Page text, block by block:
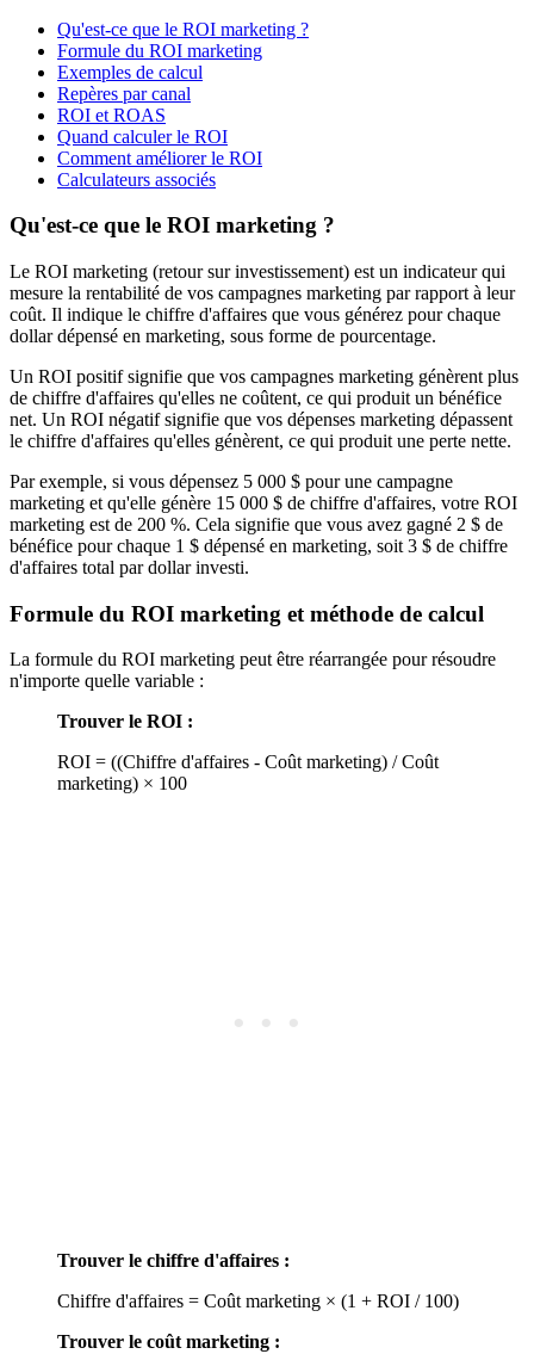
Qu'est-ce que le ROI marketing ?
Formule du ROI marketing
Exemples de calcul
Repères par canal
ROI et ROAS
Quand calculer le ROI
Comment améliorer le ROI
Calculateurs associés
Qu'est-ce que le ROI marketing ?
Le ROI marketing (retour sur investissement) est un indicateur qui
mesure la rentabilité de vos campagnes marketing par rapport à leur
coût. Il indique le chiffre d'affaires que vous générez pour chaque
dollar dépensé en marketing, sous forme de pourcentage.
Un ROI positif signifie que vos campagnes marketing génèrent plus
de chiffre d'affaires qu'elles ne coûtent, ce qui produit un bénéfice
net. Un ROI négatif signifie que vos dépenses marketing dépassent
le chiffre d'affaires qu'elles génèrent, ce qui produit une perte nette.
Par exemple, si vous dépensez 5 000 $ pour une campagne
marketing et qu'elle génère 15 000 $ de chiffre d'affaires, votre ROI
marketing est de 200 %. Cela signifie que vous avez gagné 2 $ de
bénéfice pour chaque 1 $ dépensé en marketing, soit 3 $ de chiffre
d'affaires total par dollar investi.
Formule du ROI marketing et méthode de calcul
La formule du ROI marketing peut être réarrangée pour résoudre
n'importe quelle variable :
Trouver le ROI :
ROI = ((Chiffre d'affaires - Coût marketing) / Coût
marketing) × 100
Trouver le chiffre d'affaires :
Chiffre d'affaires = Coût marketing × (1 + ROI / 100)
Trouver le coût marketing :